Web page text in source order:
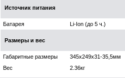
Источник питания
Батарея Li-Ion (до 5 ч.)
Размеры и вес
Габаритные размеры
345x249x31-35,5мм
Вес
2.36кг